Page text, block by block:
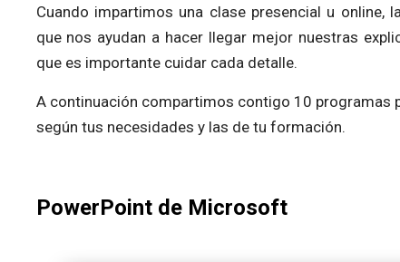
Cuando impartimos una clase presencial u online,
que nos ayudan a hacer llegar mejor nuestras
que es importante cuidar cada detalle.
A continuación compartimos contigo 10 programas
según tus necesidades y las de tu formación.
PowerPoint de Microsoft